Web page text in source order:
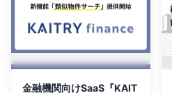
金融機関向けSaaS『KAIT